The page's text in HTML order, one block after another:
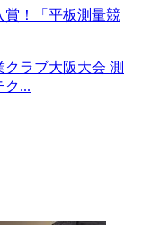
！「平板測量競
ラブ大阪大会 測
ク...